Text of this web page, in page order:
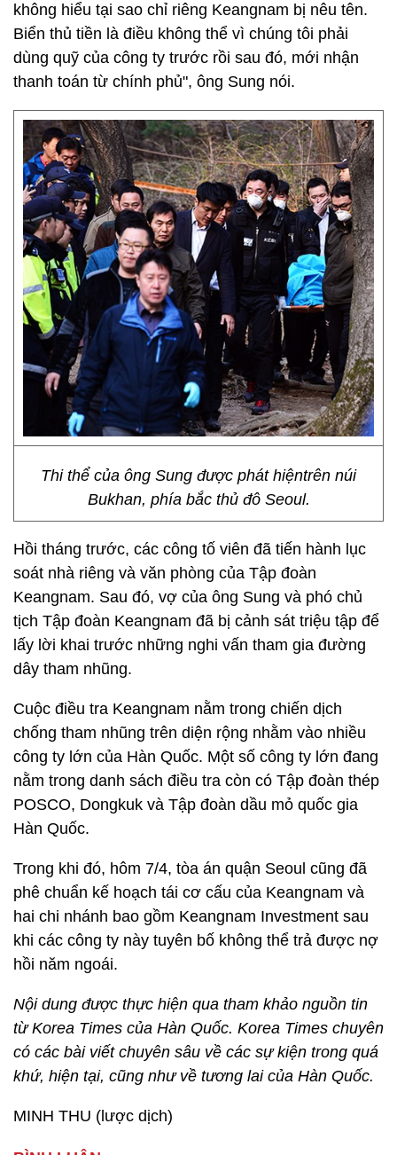
không hiểu tại sao chỉ riêng Keangnam bị nêu tên.
Biển thủ tiền là điều không thể vì chúng tôi phải
dùng quỹ của công ty trước rồi sau đó, mới nhận
thanh toán từ chính phủ", ông Sung nói.
Thi thể của ông Sung được phát hiệntrên núi
Bukhan, phía bắc thủ đô Seoul.
Hồi tháng trước, các công tố viên đã tiến hành lục
soát nhà riêng và văn phòng của Tập đoàn
Keangnam. Sau đó, vợ của ông Sung và phó chủ
tịch Tập đoàn Keangnam đã bị cảnh sát triệu tập để
lấy lời khai trước những nghi vấn tham gia đường
dây tham nhũng.
Cuộc điều tra Keangnam nằm trong chiến dịch
chống tham nhũng trên diện rộng nhằm vào nhiều
công ty lớn của Hàn Quốc. Một số công ty lớn đang
nằm trong danh sách điều tra còn có Tập đoàn thép
POSCO, Dongkuk và Tập đoàn dầu mỏ quốc gia
Hàn Quốc.
Trong khi đó, hôm 7/4, tòa án quận Seoul cũng đã
phê chuẩn kế hoạch tái cơ cấu của Keangnam và
hai chi nhánh bao gồm Keangnam Investment sau
khi các công ty này tuyên bố không thể trả được nợ
hồi năm ngoái.
Nội dung được thực hiện qua tham khảo nguồn tin
từ Korea Times của Hàn Quốc. Korea Times chuyên
có các bài viết chuyên sâu về các sự kiện trong quá
khứ, hiện tại, cũng như về tương lai của Hàn Quốc.
MINH THU (lược dịch)